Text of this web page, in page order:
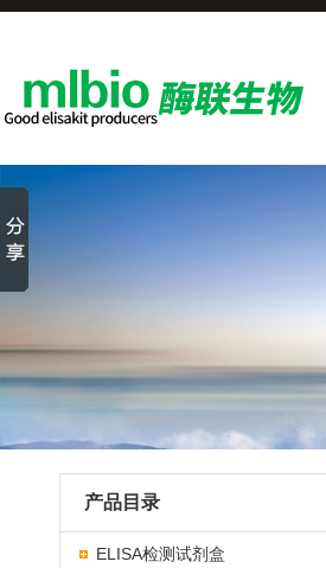
产品目录
ELISA检测试剂盒